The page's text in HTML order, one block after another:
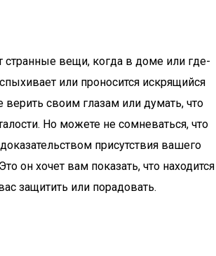
странные вещи, когда в доме или где-
или проносится искрящийся
своим глазам или думать, что
Но можете не сомневаться, что
присутствия вашего
он хочет вам показать, что находится
защитить или порадовать.